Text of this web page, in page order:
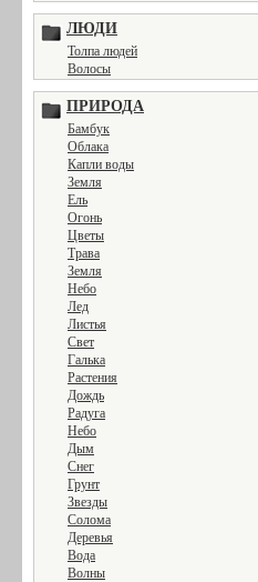
ЛЮДИ
Толпа людей
Волосы
ПРИРОДА
Бамбук
Облака
Капли воды
Земля
Ель
Огонь
Цветы
Трава
Земля
Небо
Лед
Листья
Свет
Галька
Растения
Дождь
Радуга
Небо
Дым
Снег
Грунт
Звезды
Солома
Деревья
Вода
Волны